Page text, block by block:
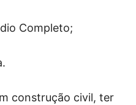
Completo;
construção civil, ter